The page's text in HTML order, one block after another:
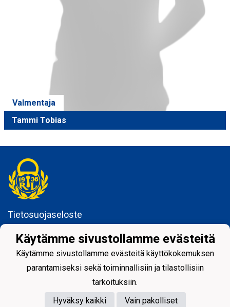
Valmentaja
Tammi Tobias
Tietosuojaseloste
Rauman Lukko ry
Kuninkaankatu 3
26100 Rauma
Käytämme sivustollamme evästeitä
Käytämme sivustollamme evästeitä käyttökokemuksen
parantamiseksi sekä toiminnallisiin ja tilastollisiin
tarkoituksiin.
Hyväksy kaikki
Vain pakolliset